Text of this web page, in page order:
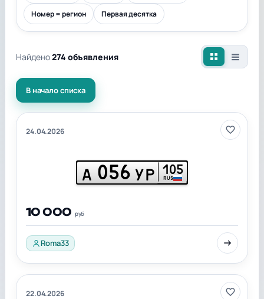
Номер = регион Первая десятка
Найдено274 объявления
В начало списка
24.04.2026
А 056 УР 105
RUS
10 000 руб
Roma33
22.04.2026